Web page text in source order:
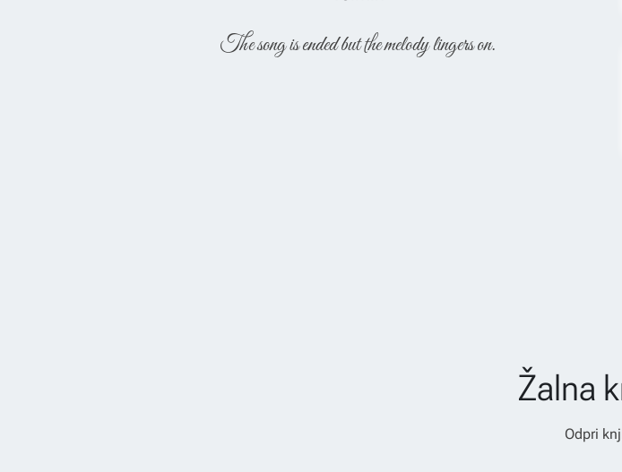
The song is ended but the melody lingers on.
Žalna
Odpri